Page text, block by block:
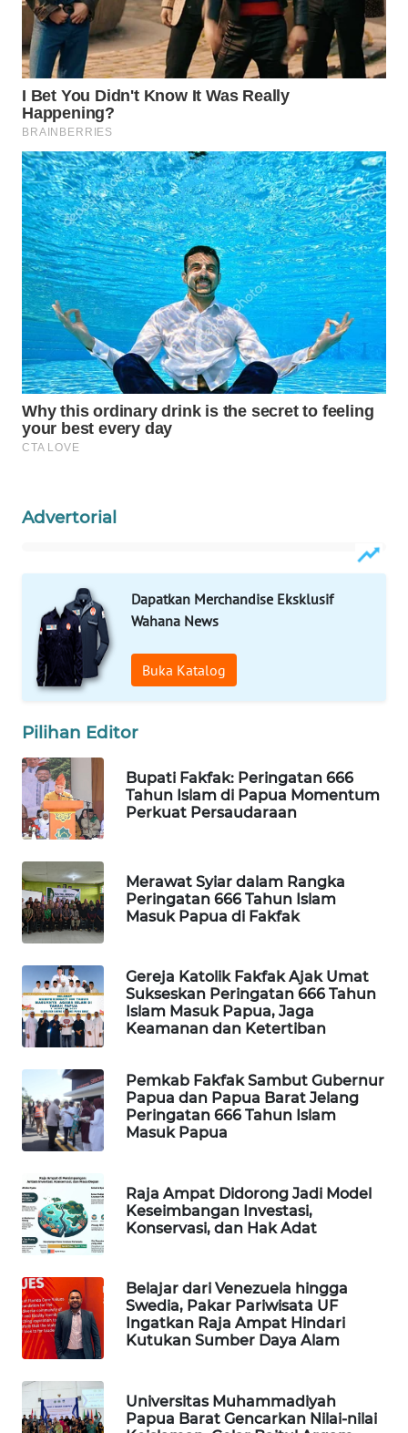
Advertorial
Dapatkan Merchandise Eksklusif
Wahana News
Buka Katalog
Pilihan Editor
Bupati Fakfak: Peringatan 666
Tahun Islam di Papua Momentum
Perkuat Persaudaraan
Merawat Syiar dalam Rangka
Peringatan 666 Tahun Islam
Masuk Papua di Fakfak
Gereja Katolik Fakfak Ajak Umat
Sukseskan Peringatan 666 Tahun
Islam Masuk Papua, Jaga
Keamanan dan Ketertiban
Pemkab Fakfak Sambut Gubernur
Papua dan Papua Barat Jelang
Peringatan 666 Tahun Islam
Masuk Papua
Raja Ampat Didorong Jadi Model
Keseimbangan Investasi,
Konservasi, dan Hak Adat
Belajar dari Venezuela hingga
Swedia, Pakar Pariwisata UF
Ingatkan Raja Ampat Hindari
Kutukan Sumber Daya Alam
Universitas Muhammadiyah
Papua Barat Gencarkan Nilai-nilai
WAHANA
ADVOKAT
WAHANA
INFRASTRUKTUR
WAHANA
KONSUMEN
WAHANA
LISTRIK
WAHANA
TRAVEL
WAHANA
TV
WAHANANEWS
WAHANANEWS
WAHANANEWS
NET
WAHANA
SPORT
WAHANA
UMKM
WAHANA
SELEB
PERSONA
WAHANA
OTOMOTIF
WAHANA
HEALTH
DESA
WISATA
LAPAK
Wahana
Network
KONSUMEN
LISTRIK
MASYARAKAT
KELISTRIKAN
WALINKI